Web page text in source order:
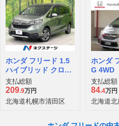
ホンダ フリード 1.5
ハイブリッド クロス
ター ホンダセンシン
グ 4WD
支払総額
209.9万円
北海道札幌市清田区
ホンダ
G 4WD
支払総額
84.4万円
北海道北